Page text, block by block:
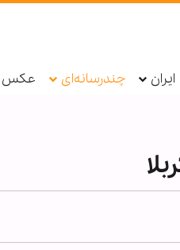
ایران چندرسانه‌ای عکس